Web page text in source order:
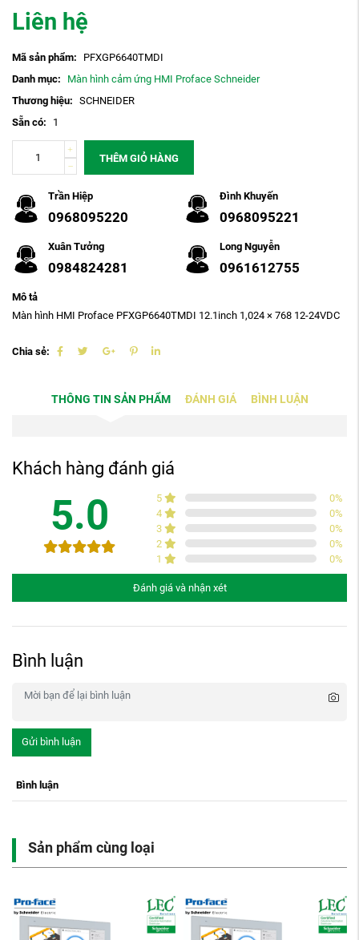
Liên hệ
Mã sản phẩm:
PFXGP6640TMDI
Danh mục:
Màn hình cảm ứng HMI Proface Schneider
Thương hiệu: SCHNEIDER
Sẵn có:
1
THÊM GIỎ HÀNG
Trần Hiệp
0968095220
Đình Khuyến
0968095221
Xuân Tưởng
0984824281
Long Nguyễn
0961612755
Mô tả
Màn hình HMI Proface PFXGP6640TMDI 12.1inch 1,024 × 768 12-24VDC
Chia sẻ:
THÔNG TIN SẢN PHẨM ĐÁNH GIÁ BÌNH LUẬN
Khách hàng đánh giá
5.0 5 0%
4
0%
3
0%
2
0%
1
0%
Đánh giá và nhận xét
Bình luận
Gửi bình luận
Bình luận
Sản phẩm cùng loại